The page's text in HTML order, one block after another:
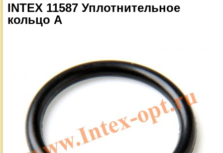
INTEX 11587 Уплотнительное
кольцо A